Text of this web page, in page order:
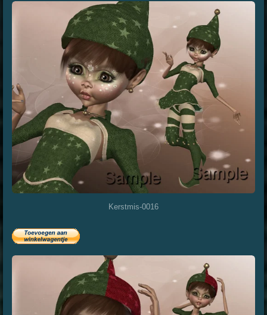
Kerstmis-0016